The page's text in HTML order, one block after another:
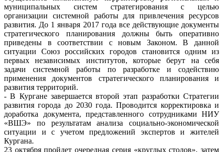
муниципальных систем стратегирования с целью
организации системной работы для привлечения ресурсов
развития. До 1 января 2017 года все действующие документы
стратегического планирования должны быть оперативно
приведены в соответствии с новым Законом. В данной
ситуации Союз российских городов становится одним из
первых независимых институтов, которые берут на себя
задачи системной работы по разработке и содействию
применения документов стратегического планирования и
развития территорий.
- В Кургане завершается второй этап разработки Стратегии
развития города до 2030 года. Проводится корректировка и
доработка документа, представленного сотрудниками НИУ
«ВШЭ» по результатам анализа социально-экономической
ситуации и с учетом предложений экспертов и жителей
Кургана.
23 октября пройдет очередная серия «круглых столов», затем